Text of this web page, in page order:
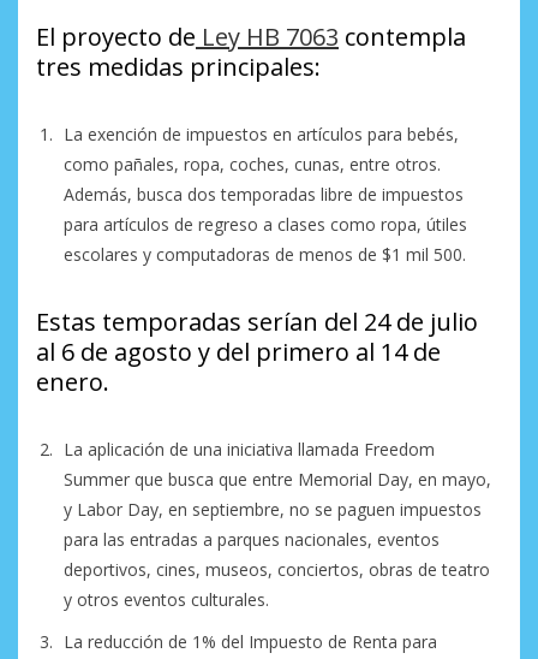
El proyecto de Ley HB 7063 contempla
tres medidas principales:
La exención de impuestos en artículos para bebés,
como pañales, ropa, coches, cunas, entre otros.
Además, busca dos temporadas libre de impuestos
para artículos de regreso a clases como ropa, útiles
escolares y computadoras de menos de $1 mil 500.
Estas temporadas serían del 24 de julio
al 6 de agosto y del primero al 14 de
enero.
La aplicación de una iniciativa llamada Freedom
Summer que busca que entre Memorial Day, en mayo,
y Labor Day, en septiembre, no se paguen impuestos
para las entradas a parques nacionales, eventos
deportivos, cines, museos, conciertos, obras de teatro
y otros eventos culturales.
La reducción de 1% del Impuesto de Renta para